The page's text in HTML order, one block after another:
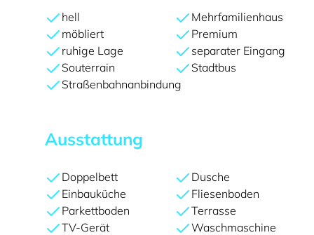
hell
Mehrfamilienhaus
möbliert
Premium
ruhige Lage
separater Eingang
Souterrain
Stadtbus
Straßenbahnanbindung
Ausstattung
Doppelbett
Dusche
Einbauküche
Fliesenboden
Parkettboden
Terrasse
TV-Gerät
Waschmaschine